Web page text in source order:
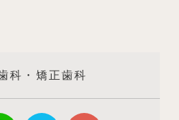
科・矯正歯科